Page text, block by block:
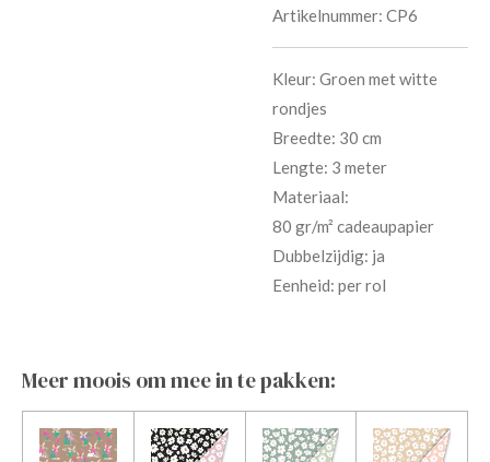
Artikelnummer: CP6
Kleur: Groen met witte
rondjes
Breedte: 30 cm
Lengte: 3 meter
Materiaal:
80 gr/m² cadeaupapier
Dubbelzijdig: ja
Eenheid: per rol
Meer moois om mee in te pakken: